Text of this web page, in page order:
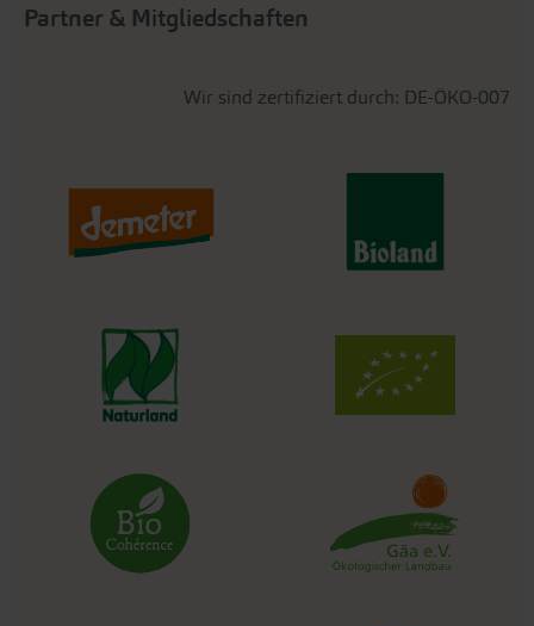
Partner & Mitgliedschaften
Wir sind zertifiziert durch: DE-ÖKO-007